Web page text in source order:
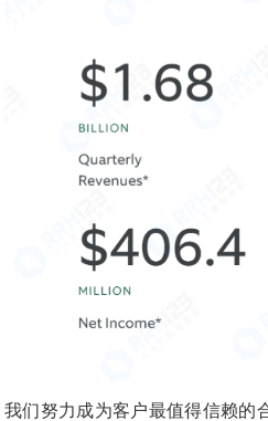
我们努力成为客户最值得信赖的